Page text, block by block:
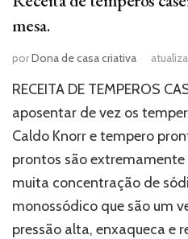
mesa.
porDona de casa criativa
RECEITA DE TEMPEROS
aposentar de vez os
Caldo Knorr e tempero
prontos são
muita concentração de
monossódico que são um
pressão alta, enxaqueca e